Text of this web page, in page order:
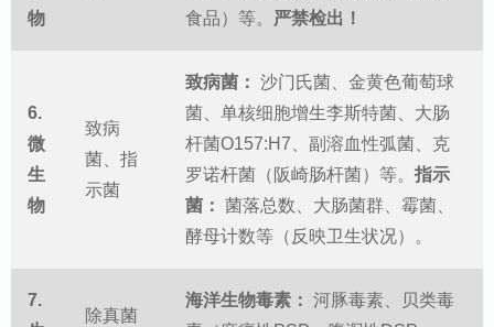
物
食品）等。 严禁检出！
6.
微
生
物
致病
菌、指
示菌
致病菌： 沙门氏菌、金黄色葡萄球
菌、单核细胞增生李斯特菌、大肠
杆菌O157:H7、副溶血性弧菌、克
罗诺杆菌（阪崎肠杆菌）等。 指示
菌： 菌落总数、大肠菌群、霉菌、
酵母计数等（反映卫生状况）。
7.
除真菌
海洋生物毒素： 河豚毒素、贝类毒